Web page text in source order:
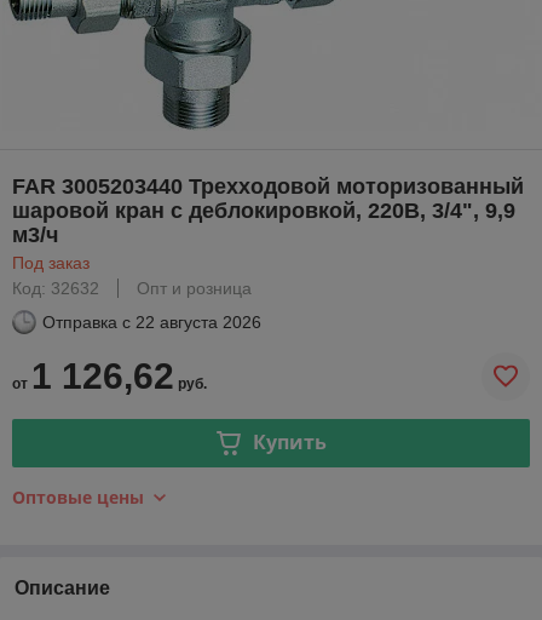
FAR 3005203440 Трехходовой моторизованный
шаровой кран с деблокировкой, 220В, 3/4", 9,9
м3/ч
Под заказ
Код: 32632
Опт и розница
Отправка с 22 августа 2026
от 1 126,62 руб.
Купить
Оптовые цены
Описание